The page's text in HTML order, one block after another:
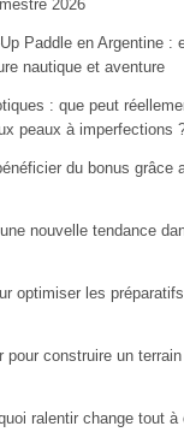
2026
Paddle en Argentine :
nautique et aventure
: que peut
peaux à imperfections
du bonus grâce
nouvelle tendance
optimiser les préparatifs
pour construire un
ralentir change tout à